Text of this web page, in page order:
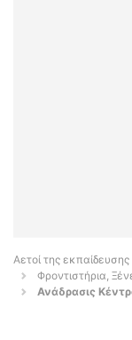
Αετοί της εκπαίδευσης
Φροντιστήρια,
Ανάδρασις